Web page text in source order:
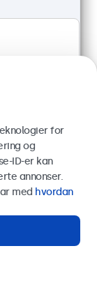
for
og
ID-er kan
annonser.
med hvordan